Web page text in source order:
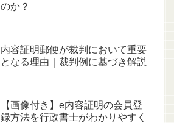
のか？
内容証明郵便が裁判において重要
となる理由｜裁判例に基づき解説
【画像付き】e内容証明の会員登
録方法を行政書士がわかりやすく